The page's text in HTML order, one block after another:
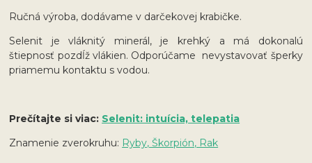
Ručná výroba, dodávame v darčekovej krabičke.
Selenit je vláknitý minerál, je krehký a má dokonalú
štiepnosť pozdĺž vlákien. Odporúčame nevystavovať šperky
priamemu kontaktu s vodou.
Prečítajte si viac: Selenit: intuícia, telepatia
Znamenie zverokruhu: Ryby, Škorpión, Rak